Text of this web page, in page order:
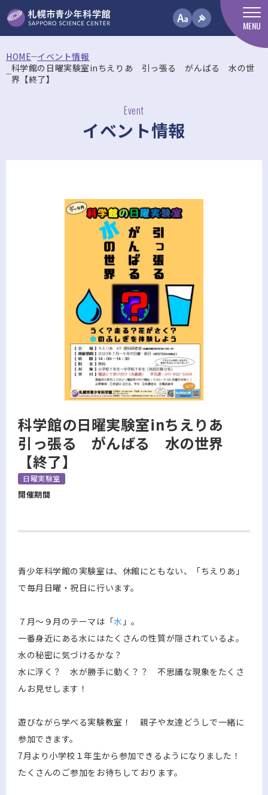
MENU
HOME イベント情報
科学館の日曜実験室inちえりあ 引っ張る がんばる 水の世
界【終了】
Event
イベント情報
科学館の日曜実験室inちえりあ
引っ張る がんばる 水の世界
【終了】
日曜実験室
開催期間
青少年科学館の実験室は、休館にともない、「ちえりあ」
で毎月日曜・祝日に行います。
７月～９月のテーマは「水 」。
一番身近にある水にはたくさんの性質が隠されているよ。
水の秘密に気づけるかな？
水に浮く？ 水が勝手に動く？？ 不思議な現象をたくさ
んお見せします！
遊びながら学べる実験教室！ 親子や友達どうしで一緒に
参加できます。
7月より小学校１年生から参加できるようになりました！
たくさんのご参加をお待ちしております。